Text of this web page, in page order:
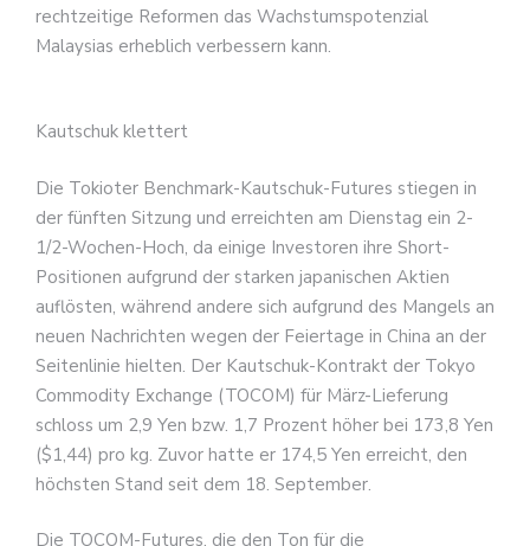
rechtzeitige Reformen das Wachstumspotenzial
Malaysias erheblich verbessern kann.
Kautschuk klettert
Die Tokioter Benchmark-Kautschuk-Futures stiegen in
der fünften Sitzung und erreichten am Dienstag ein 2-
1/2-Wochen-Hoch, da einige Investoren ihre Short-
Positionen aufgrund der starken japanischen Aktien
auflösten, während andere sich aufgrund des Mangels an
neuen Nachrichten wegen der Feiertage in China an der
Seitenlinie hielten. Der Kautschuk-Kontrakt der Tokyo
Commodity Exchange (TOCOM) für März-Lieferung
schloss um 2,9 Yen bzw. 1,7 Prozent höher bei 173,8 Yen
($1,44) pro kg. Zuvor hatte er 174,5 Yen erreicht, den
höchsten Stand seit dem 18. September.
Die TOCOM-Futures, die den Ton für die